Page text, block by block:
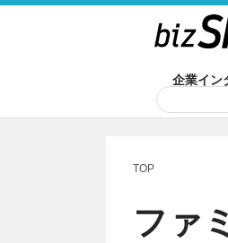
企業イン
TOP
ファ